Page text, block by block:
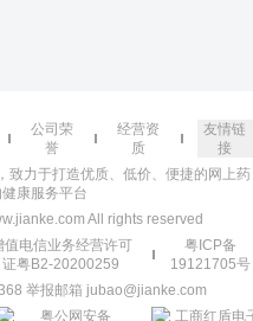
公司荣
誉
经营资
质
友情链
接
致力于打造优质、低价、便捷的网上药
康服务平台
All rights reserved
值电信业务经营许可
证粤B2-20200259
粤ICP备
19121705号
举报邮箱 jubao@jianke.com